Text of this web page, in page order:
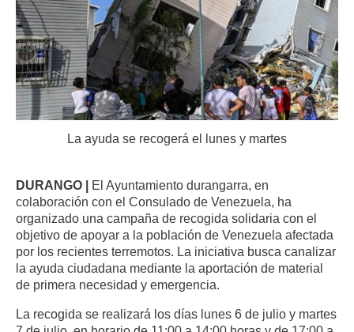
La ayuda se recogerá el lunes y martes
DURANGO | El Ayuntamiento durangarra, en
colaboración con el Consulado de Venezuela, ha
organizado una campaña de recogida solidaria con el
objetivo de apoyar a la población de Venezuela afectada
por los recientes terremotos. La iniciativa busca canalizar
la ayuda ciudadana mediante la aportación de material
de primera necesidad y emergencia.
La recogida se realizará los días lunes 6 de julio y martes